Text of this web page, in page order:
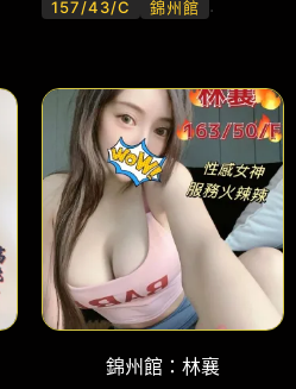
157/43/C 錦州館
錦州館：林襄